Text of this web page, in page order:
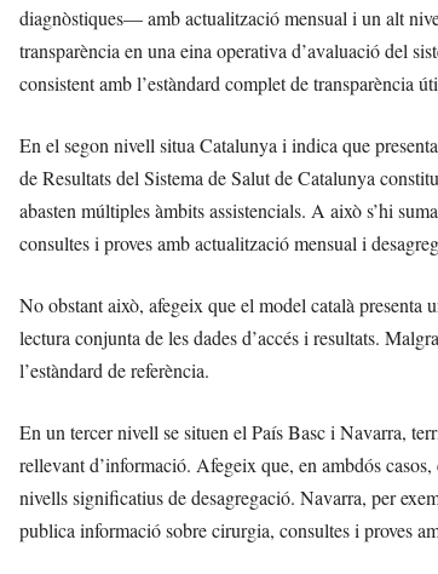
diagnòstiques— amb actualització mensual i un alt
transparència en una eina operativa d’avaluació del
consistent amb l’estàndard complet de transparència
En el segon nivell situa Catalunya i indica que
de Resultats del Sistema de Salut de Catalunya
abasten múltiples àmbits assistencials. A això s’hi
consultes i proves amb actualització mensual i
No obstant això, afegeix que el model català presenta
lectura conjunta de les dades d’accés i resultats.
l’estàndard de referència.
En un tercer nivell se situen el País Basc i Navarra,
rellevant d’informació. Afegeix que, en ambdós
nivells significatius de desagregació. Navarra, per
publica informació sobre cirurgia, consultes i proves